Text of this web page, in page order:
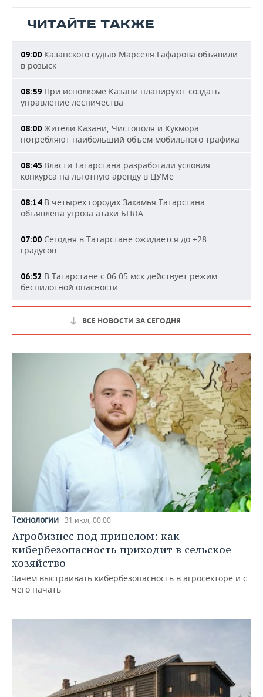
ЧИТАЙТЕ ТАКЖЕ
09:00 Казанского судью Марселя Гафарова объявили
в розыск
08:59 При исполкоме Казани планируют создать
управление лесничества
08:00 Жители Казани, Чистополя и Кукмора
потребляют наибольший объем мобильного трафика
08:45 Власти Татарстана разработали условия
конкурса на льготную аренду в ЦУМе
08:14В четырех городах Закамья Татарстана
объявлена угроза атаки БПЛА
07:00 Сегодня в Татарстане ожидается до +28
градусов
06:52 В Татарстане с 06.05 мск действует режим
беспилотной опасности
ВСЕ НОВОСТИ ЗА СЕГОДНЯ
Технологии 31 июл, 00:00
Агробизнес под прицелом: как
кибербезопасность приходит в сельское
хозяйство
Зачем выстраивать кибербезопасность в агросекторе и с
чего начать